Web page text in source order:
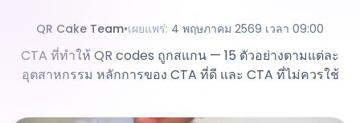
QR Cake Team•เผยแพร่: 4 พฤษภาคม 2569 เวลา 09:00
CTA ที่ทำให้ QR codes ถูกสแกน — 15 ตัวอย่างตามแต่ละ
อุตสาหกรรม หลักการของ CTA ที่ดี และ CTA ที่ไม่ควรใช้